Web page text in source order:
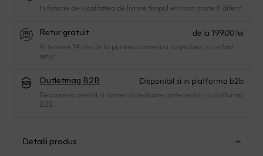
In functie de localitatea de livrare timpul estimat poate fi diferit.
Retur gratuit de la 199.00 lei
Ai termen 14 zile de la primirea comenzii sa probezi si sa faci
retur.
Outletmag B2B Disponibil si in platforma b2b
Descopera preturi si comenzi dedicate partenerilor in platforma
B2B.
Detalii produs